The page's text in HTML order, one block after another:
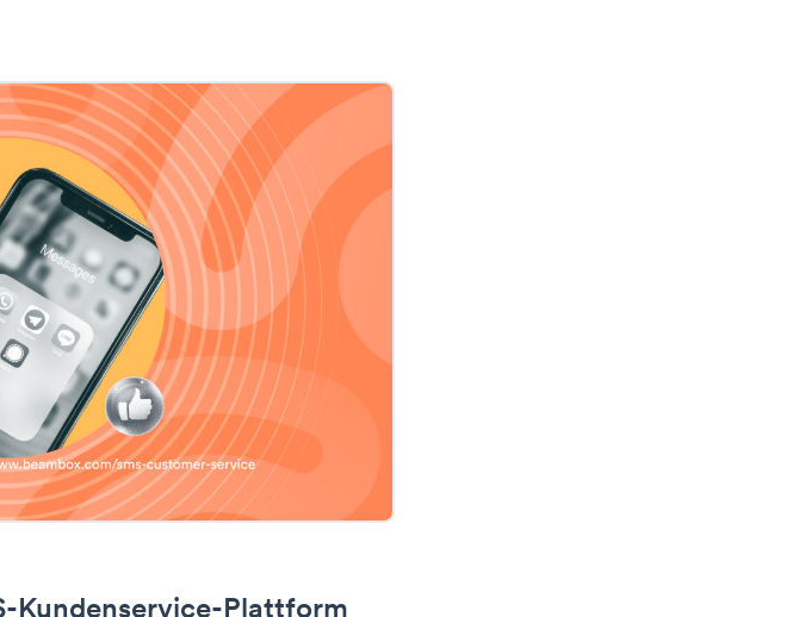
Kundenservice-Plattform